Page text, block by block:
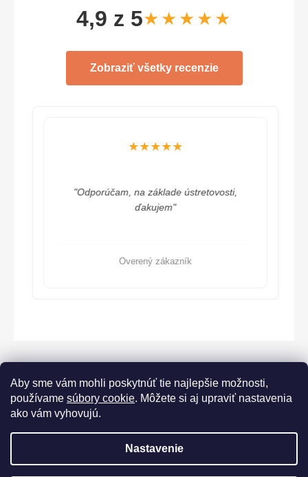
Aby sme vám mohli poskytnúť tie najlepšie možnosti,
používame súbory cookie. Môžete si aj upraviť nastavenia
ako vám vyhovujú.
Nastavenie
4,9 z 5★★★★★
Zobraziť všetky recenzie
★★★★★
"Odporúčam, na základe ústretovosti,
ďakujem"
Overený zákazník